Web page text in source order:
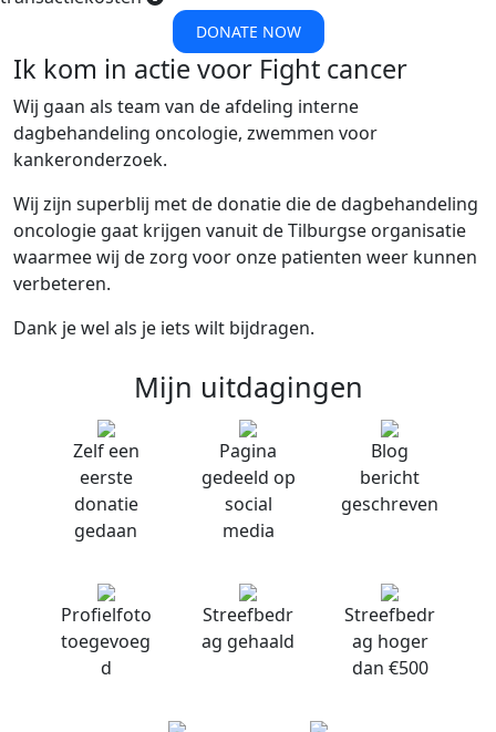
DONATE NOW
Ik kom in actie voor Fight cancer
Wij gaan als team van de afdeling interne
dagbehandeling oncologie, zwemmen voor
kankeronderzoek.
Wij zijn superblij met de donatie die de dagbehandeling
oncologie gaat krijgen vanuit de Tilburgse organisatie
waarmee wij de zorg voor onze patienten weer kunnen
verbeteren.
Dank je wel als je iets wilt bijdragen.
Mijn uitdagingen
Zelf een
eerste
donatie
gedaan
Pagina
gedeeld op
social
media
Blog
bericht
geschreven
Profielfoto
toegevoeg
d
Streefbedr
ag gehaald
Streefbedr
ag hoger
dan €500